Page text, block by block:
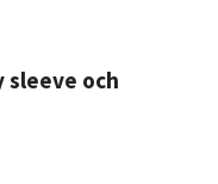
sleeve och